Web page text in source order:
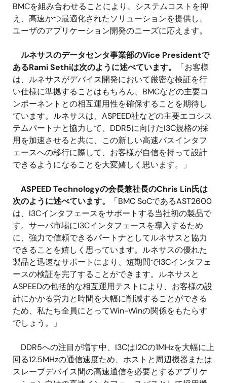
BMCを組み合わせることにより、システムコストを抑
え、高速かつ最適化されたソリューションを提供し、
ユーザのアプリケーション開発のニーズに応えます。
ルネサスのデータセンタ事業部のVice Presidentで
あるRami Sethiは次のように述べています。
「お客様
は、ルネサスがデバイス開発において厳密な検証を行
い仕様に準拠することはもちろん、BMCなどの主要コ
ンポーネントとの相互運用性を確保することを期待し
ています。ルネサスは、ASPEED社などの主要エコシス
テムパートナと協力して、DDR5に向けたI3C規格の採
用を加速させると共に、この新しい高速バスインタフ
ェースへの移行に際して、お客様が自信を持って設計
できるようになることを大変嬉しく思います。」
ASPEED Technologyの会長兼社長のChris Lin氏は
次のように述べています。
「BMC SoCであるAST2600
は、I3Cインタフェースをサポートする当社初の製品で
す。サーバ市場にI3Cインタフェースを導入するため
に、強力で信頼できるパートナとしてルネサスと協力
できることを嬉しく思っています。ルネサスの優れた
製品と迅速なサポートにより、短期間でI3Cインタフェ
ースの検証を完了することができます。ルネサスと
ASPEEDの包括的な相互運用テストにより、お客様の設
計にかかる労力と時間を大幅に削減することができる
ため、私たち全員にとってWin-Winの関係をもたらす
でしょう。」
DDR5への注目が増す中、I3CはI2Cの1MHzを大幅に上
回る12.5MHzの通信速度ため、ホストと周辺機器または
スレーブデバイス間の高速通信を必要とするアプリケ